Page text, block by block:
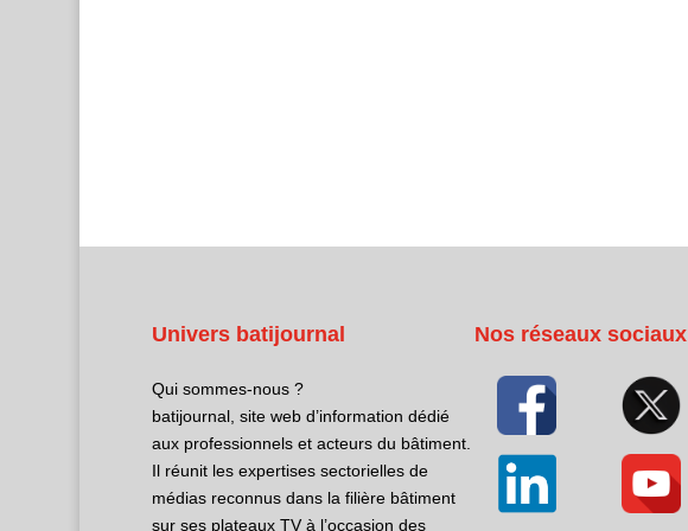
Univers batijournal
Qui sommes-nous ?
batijournal, site web d’information dédié
aux professionnels et acteurs du bâtiment.
Il réunit les expertises sectorielles de
médias reconnus dans la filière bâtiment
sur ses plateaux TV à l’occasion des
Nos réseaux sociaux